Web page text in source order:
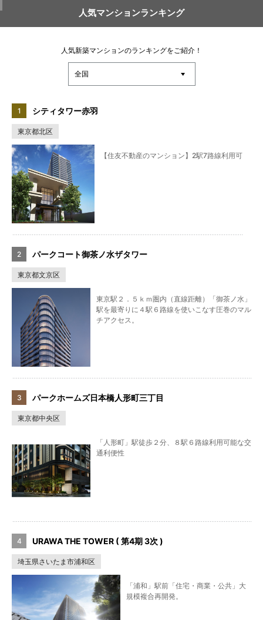
人気マンションランキング
人気新築マンションのランキングをご紹介！
シティタワー赤羽
東京都北区
【住友不動産のマンション】2駅7路線利用可
パークコート御茶ノ水ザタワー
東京都文京区
東京駅２．５ｋｍ圏内（直線距離）「御茶ノ水」
駅を最寄りに４駅６路線を使いこなす圧巻のマル
チアクセス。
パークホームズ日本橋人形町三丁目
東京都中央区
「人形町」駅徒歩２分、８駅６路線利用可能な交
通利便性
URAWA THE TOWER ( 第4期 3次 )
埼玉県さいたま市浦和区
「浦和」駅前「住宅・商業・公共」大
規模複合再開発。